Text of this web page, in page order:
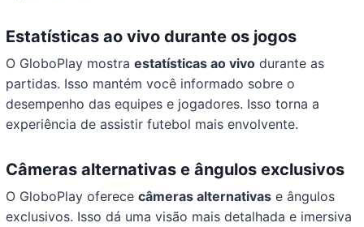
Estatísticas ao vivo durante os jogos
O GloboPlay mostraestatísticas ao vivo durante as
partidas. Isso mantém você informado sobre o
desempenho das equipes e jogadores. Isso torna a
experiência de assistir futebol mais envolvente.
Câmeras alternativas e ângulos exclusivos
O GloboPlay oferececâmeras alternativas e ângulos
exclusivos. Isso dá uma visão mais detalhada e imersiva